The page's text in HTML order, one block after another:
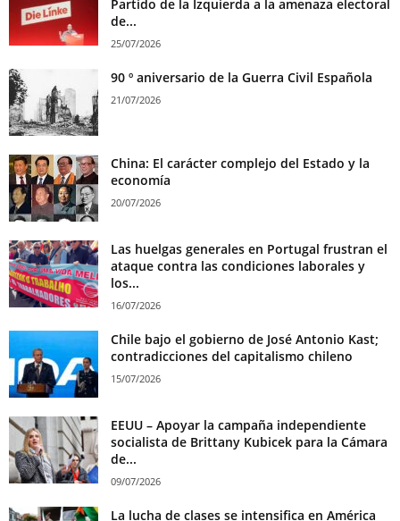
Partido de la Izquierda a la amenaza electoral
de...
25/07/2026
90 º aniversario de la Guerra Civil Española
21/07/2026
China: El carácter complejo del Estado y la
economía
20/07/2026
Las huelgas generales en Portugal frustran el
ataque contra las condiciones laborales y
los...
16/07/2026
Chile bajo el gobierno de José Antonio Kast;
contradicciones del capitalismo chileno
15/07/2026
EEUU – Apoyar la campaña independiente
socialista de Brittany Kubicek para la Cámara
de...
09/07/2026
La lucha de clases se intensifica en América